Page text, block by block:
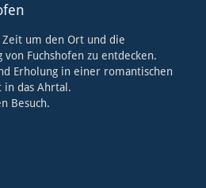
Zeit um den Ort und die
Fuchshofen zu entdecken.
Erholung in einer romantischen
in das Ahrtal.
Besuch.